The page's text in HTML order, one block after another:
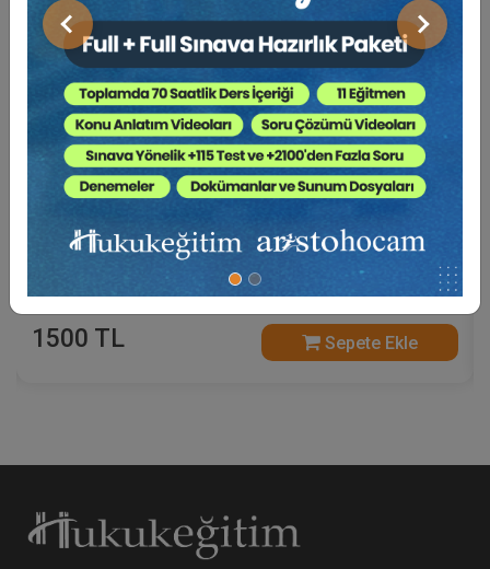
Önceki Sonraki
A'dan Z'ye E-Satış ve İhalenin Feshi (2 Eğitmen -
1500 TL Sepete Ekle